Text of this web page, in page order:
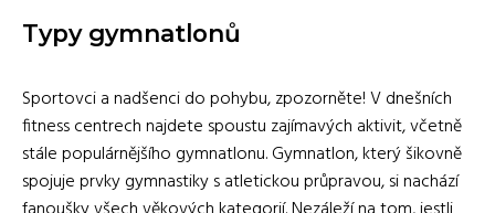
Typy gymnatlonů
Sportovci a nadšenci do pohybu, zpozorněte! V dnešních
fitness centrech najdete spoustu zajímavých aktivit, včetně
stále populárnějšího gymnatlonu. Gymnatlon, který šikovně
spojuje prvky gymnastiky s atletickou průpravou, si nachází